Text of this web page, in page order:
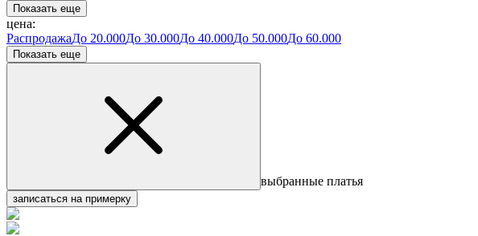
Показать еще
цена:
РаспродажаДо 20.000До 30.000До 40.000До 50.000До 60.000
Показать еще
выбранные платья
записаться на примерку